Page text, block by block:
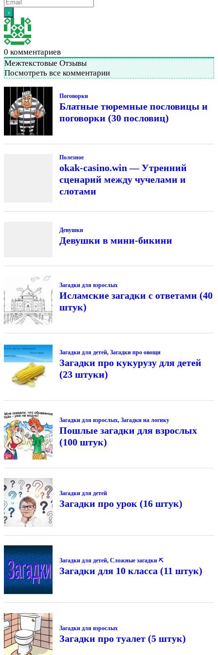
0 комментариев
Межтекстовые Отзывы
Посмотреть все комментарии
Поговорки
Блатные тюремные пословицы и
поговорки (30 пословиц)
Полезное
okak-casino.win — Утренний
сценарий между чучелами и
слотами
Девушки
Девушки в мини-бикини
Загадки для взрослых
Исламские загадки с ответами (40
штук)
Загадки для детей, Загадки про овощи
Загадки про кукурузу для детей
(23 штуки)
Загадки для взрослых, Загадки на логику
Пошлые загадки для взрослых
(100 штук)
Загадки для детей
Загадки про урок (16 штук)
Загадки для детей, Сложные загадки ⛏
Загадки для 10 класса (11 штук)
Загадки для взрослых
Загадки про туалет (5 штук)